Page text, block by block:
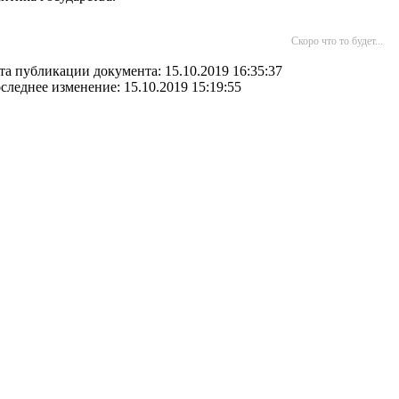
Скоро что то будет...
публикации документа: 15.10.2019 16:35:37
изменение: 15.10.2019 15:19:55